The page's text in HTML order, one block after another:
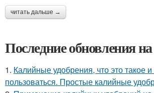
читать дальше →
Последние обновления на
1. Калийные удобрения, что это такое и
пользоваться. Простые калийные